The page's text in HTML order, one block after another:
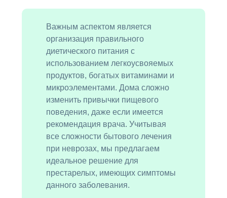
Важным аспектом является
организация правильного
диетического питания с
использованием легкоусвояемых
продуктов, богатых витаминами и
микроэлементами. Дома сложно
изменить привычки пищевого
поведения, даже если имеется
рекомендация врача. Учитывая
все сложности бытового лечения
при неврозах, мы предлагаем
идеальное решение для
престарелых, имеющих симптомы
данного заболевания.